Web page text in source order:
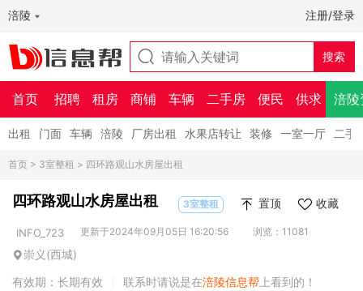
涪陵 注册/登录
首页 招聘 租房 商铺 车辆 二手房 便民 供求 涪陵
出租 门面 车辆 涪陵 厂房出租 水果店转让 装修 一室一厅 二手
首页 > 3室整租 > 四环路观山水房屋出租
四环路观山水房屋出租 3室整租 置顶 收藏
INFO_723 更新于2024年09月05日 16:20:56 浏览：11081
崇义(西城)
有效期：长期有效
联系时请说是在涪陵信息帮 上看到的！